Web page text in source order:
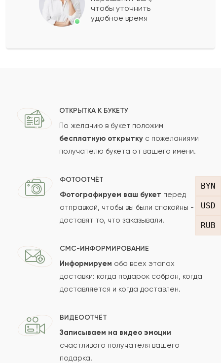
BYN
USD
RUB
Ваш e-mail
Отзыв
Сколько будет
Отзыв будет опубликован после проверки.
Проверяем на спам.
чтобы уточнить
удобное время
ОТКРЫТКА К БУКЕТУ
По желанию в букет положим
бесплатную открытку с пожеланиями
получателю букета от вашего имени.
ФОТООТЧЁТ
Фотографируем ваш букет перед
отправкой, чтобы вы были спокойны -
доставят то, что заказывали.
СМС-ИНФОРМИРОВАНИЕ
Информируем обо всех этапах
доставки: когда подарок собран, когда
доставляется и когда доставлен.
ВИДЕООТЧЁТ
Записываем на видео эмоции
счастливого получателя вашего
подарка.